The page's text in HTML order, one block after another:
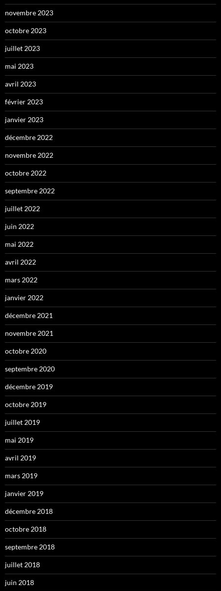
novembre 2023
octobre 2023
juillet 2023
mai 2023
avril 2023
février 2023
janvier 2023
décembre 2022
novembre 2022
octobre 2022
septembre 2022
juillet 2022
juin 2022
mai 2022
avril 2022
mars 2022
janvier 2022
décembre 2021
novembre 2021
octobre 2020
septembre 2020
décembre 2019
octobre 2019
juillet 2019
mai 2019
avril 2019
mars 2019
janvier 2019
décembre 2018
octobre 2018
septembre 2018
juillet 2018
juin 2018